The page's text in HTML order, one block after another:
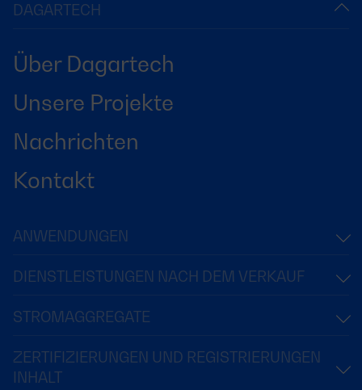
DAGARTECH
Über Dagartech
Unsere Projekte
Nachrichten
Kontakt
ANWENDUNGEN
DIENSTLEISTUNGEN NACH DEM VERKAUF
STROMAGGREGATE
ZERTIFIZIERUNGEN UND REGISTRIERUNGEN
INHALT